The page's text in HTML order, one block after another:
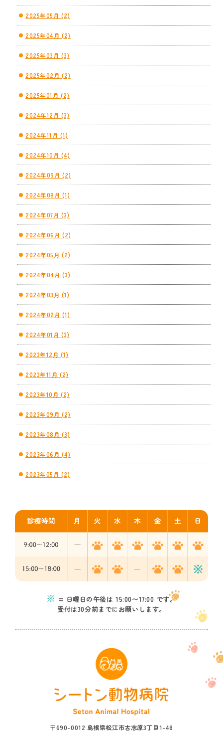
2025年05月 (2)
2025年04月 (2)
2025年03月 (3)
2025年02月 (2)
2025年01月 (2)
2024年12月 (3)
2024年11月 (1)
2024年10月 (4)
2024年09月 (2)
2024年08月 (1)
2024年07月 (3)
2024年06月 (2)
2024年05月 (2)
2024年04月 (3)
2024年03月 (1)
2024年02月 (1)
2024年01月 (3)
2023年12月 (1)
2023年11月 (2)
2023年10月 (2)
2023年09月 (2)
2023年08月 (3)
2023年06月 (4)
2023年05月 (2)
※ = 日曜日の午後は 15:00〜17:00 です。
受付は30分前までにお願いします。
〒690-0012 島根県松江市古志原3丁目1-48